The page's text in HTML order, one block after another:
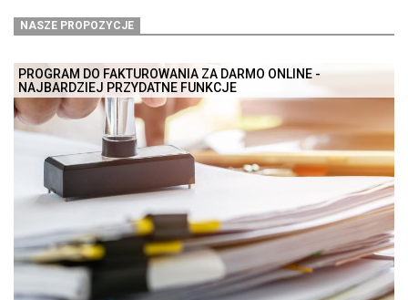
NASZE PROPOZYCJE
PROGRAM DO FAKTUROWANIA ZA DARMO ONLINE -
NAJBARDZIEJ PRZYDATNE FUNKCJE